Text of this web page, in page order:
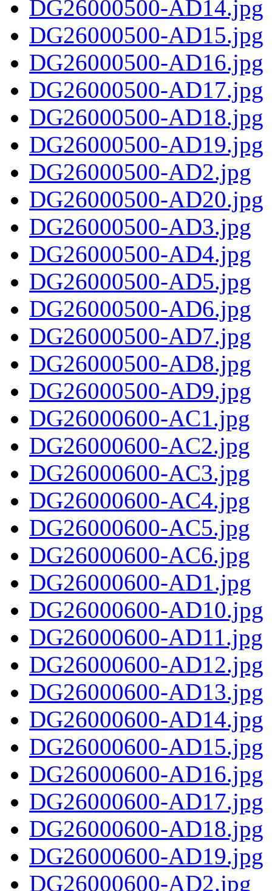
DG26000500-AD14.jpg
DG26000500-AD15.jpg
DG26000500-AD16.jpg
DG26000500-AD17.jpg
DG26000500-AD18.jpg
DG26000500-AD19.jpg
DG26000500-AD2.jpg
DG26000500-AD20.jpg
DG26000500-AD3.jpg
DG26000500-AD4.jpg
DG26000500-AD5.jpg
DG26000500-AD6.jpg
DG26000500-AD7.jpg
DG26000500-AD8.jpg
DG26000500-AD9.jpg
DG26000600-AC1.jpg
DG26000600-AC2.jpg
DG26000600-AC3.jpg
DG26000600-AC4.jpg
DG26000600-AC5.jpg
DG26000600-AC6.jpg
DG26000600-AD1.jpg
DG26000600-AD10.jpg
DG26000600-AD11.jpg
DG26000600-AD12.jpg
DG26000600-AD13.jpg
DG26000600-AD14.jpg
DG26000600-AD15.jpg
DG26000600-AD16.jpg
DG26000600-AD17.jpg
DG26000600-AD18.jpg
DG26000600-AD19.jpg
DG26000600-AD2.jpg